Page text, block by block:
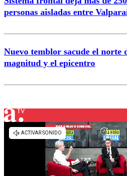
personas aisladas entre
Nuevo temblor sacude el norte
magnitud y el epicentro